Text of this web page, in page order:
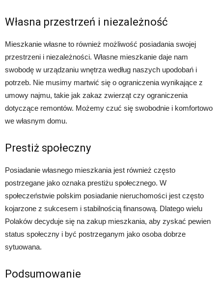
Własna przestrzeń i niezależność
Mieszkanie własne to również możliwość posiadania swojej
przestrzeni i niezależności. Własne mieszkanie daje nam
swobodę w urządzaniu wnętrza według naszych upodobań i
potrzeb. Nie musimy martwić się o ograniczenia wynikające z
umowy najmu, takie jak zakaz zwierząt czy ograniczenia
dotyczące remontów. Możemy czuć się swobodnie i komfortowo
we własnym domu.
Prestiż społeczny
Posiadanie własnego mieszkania jest również często
postrzegane jako oznaka prestiżu społecznego. W
społeczeństwie polskim posiadanie nieruchomości jest często
kojarzone z sukcesem i stabilnością finansową. Dlatego wielu
Polaków decyduje się na zakup mieszkania, aby zyskać pewien
status społeczny i być postrzeganym jako osoba dobrze
sytuowana.
Podsumowanie